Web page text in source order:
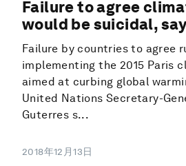
Failure to agree
would be suicidal,
Failure by countries to agree
implementing the 2015 Paris
aimed at curbing global
United Nations Secretary-
Guterres s...
2018年12月13日